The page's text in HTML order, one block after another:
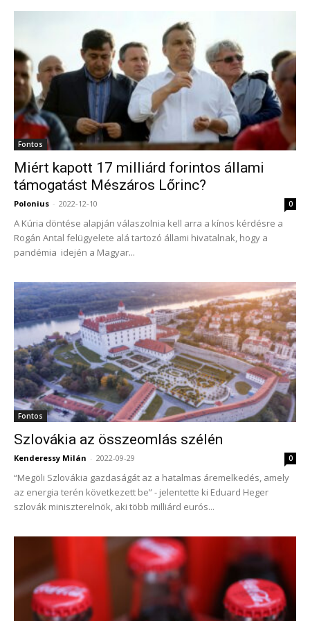
Fontos
Miért kapott 17 milliárd forintos állami
támogatást Mészáros Lőrinc?
Polonius - 2022-12-10 0
A Kúria döntése alapján válaszolnia kell arra a kínos kérdésre a
Rogán Antal felügyelete alá tartozó állami hivatalnak, hogy a
pandémia idején a Magyar...
Fontos
Szlovákia az összeomlás szélén
Kenderessy Milán - 2022-09-29 0
“Megöli Szlovákia gazdaságát az a hatalmas áremelkedés, amely
az energia terén következett be” - jelentette ki Eduard Heger
szlovák miniszterelnök, aki több milliárd eurós...